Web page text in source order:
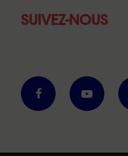
SUIVEZ-NOUS